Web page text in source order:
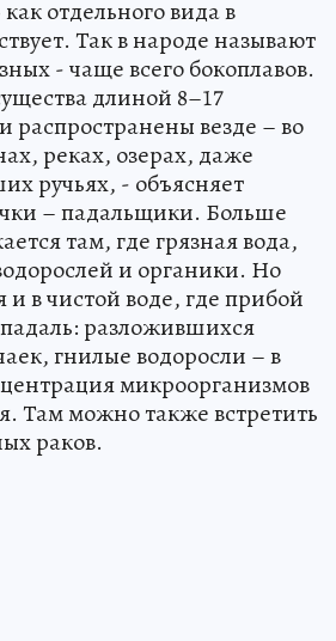
отдельного вида в
Так в народе называют
- чаще всего бокоплавов.
длиной 8–17
распространены везде – во
реках, озерах, даже
ручьях, - объясняет
– падальщики. Больше
там, где грязная вода,
и органики. Но
и в чистой воде, где прибой
разложившихся
гнилые водоросли – в
микроорганизмов
Там можно также встретить
раков.